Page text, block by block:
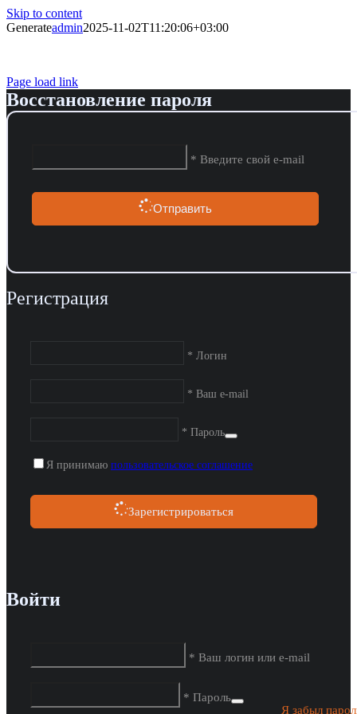
Skip to content
Generateadmin2025-11-02T11:20:06+03:00
Page load link
Восстановление пароля
* Введите свой e-mail
Отправить
Регистрация
* Логин
* Ваш e-mail
* Пароль
Я принимаю пользовательское соглашение
Зарегистрироваться
Войти
* Ваш логин или e-mail
* Пароль
Я забыл